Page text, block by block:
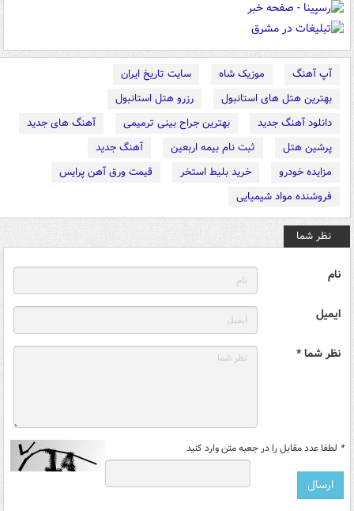
آپ آهنگ موزیک شاه
سایت تاریخ ایران
بهترین هتل های استانبول
رزرو هتل استانبول
دانلود آهنگ جدید
بهترین جراح بینی ترمیمی
آهنگ های جدید
پرشین هتل
ثبت نام بیمه اربعین
آهنگ جدید
مزایده خودرو
خرید بلیط استخر
قیمت ورق آهن پرایس
فروشنده مواد شیمیایی
نظر شما
نام
ایمیل
نظر شما *
* لطفا عدد مقابل را در جعبه متن وارد کنید